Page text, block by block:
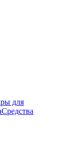
для
Средства